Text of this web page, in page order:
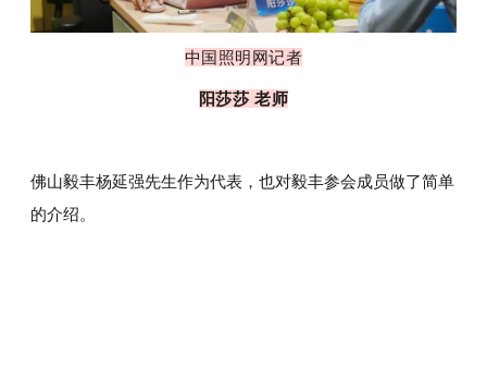
中国照明网记者
阳莎莎 老师
佛山毅丰杨延强先生作为代表，也对毅丰参会成员做了简单
的介绍。